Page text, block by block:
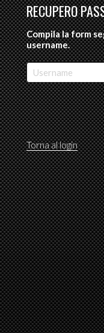
RECUPERO
Compila la form
username.
Torna al login